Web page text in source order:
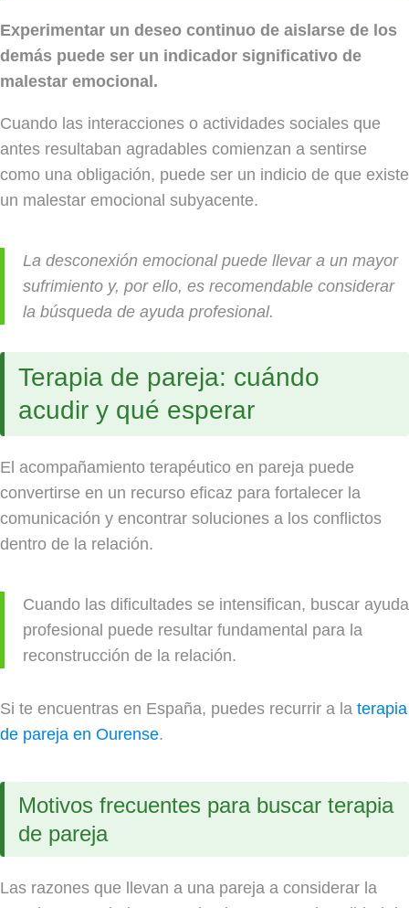
Experimentar un deseo continuo de aislarse de los
demás puede ser un indicador significativo de
malestar emocional.
Cuando las interacciones o actividades sociales que
antes resultaban agradables comienzan a sentirse
como una obligación, puede ser un indicio de que existe
un malestar emocional subyacente.
La desconexión emocional puede llevar a un mayor
sufrimiento y, por ello, es recomendable considerar
la búsqueda de ayuda profesional.
Terapia de pareja: cuándo
acudir y qué esperar
El acompañamiento terapéutico en pareja puede
convertirse en un recurso eficaz para fortalecer la
comunicación y encontrar soluciones a los conflictos
dentro de la relación.
Cuando las dificultades se intensifican, buscar ayuda
profesional puede resultar fundamental para la
reconstrucción de la relación.
Si te encuentras en España, puedes recurrir a la terapia
de pareja en Ourense.
Motivos frecuentes para buscar terapia
de pareja
Las razones que llevan a una pareja a considerar la